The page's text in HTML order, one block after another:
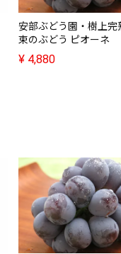
安部ぶどう園・樹上完
束のぶどう ピオーネ
¥ 4,880